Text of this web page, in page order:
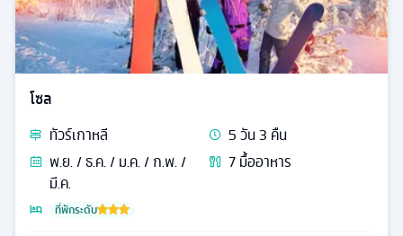
โซล
ทัวร์เกาหลี 5วัน3 คืน
พ.ย. / ธ.ค. / ม.ค. / ก.พ. /
มี.ค.
7มื้ออาหาร
ที่พักระดับ